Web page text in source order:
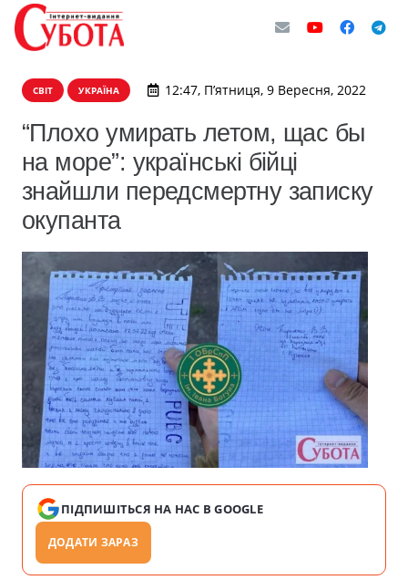
СВІТ УКРАЇНА 12:47, П’ятниця, 9 Вересня, 2022
“Плохо умирать летом, щас бы
на море”: українські бійці
знайшли передсмертну записку
окупанта
ПІДПИШІТЬСЯ НА НАС В GOOGLE
ДОДАТИ ЗАРАЗ